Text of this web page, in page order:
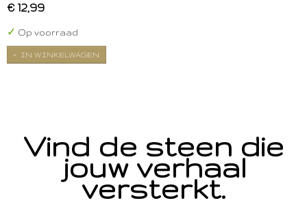
€ 12,99
✓ Op voorraad
IN WINKELWAGEN
Vind de steen die
jouw verhaal
versterkt.